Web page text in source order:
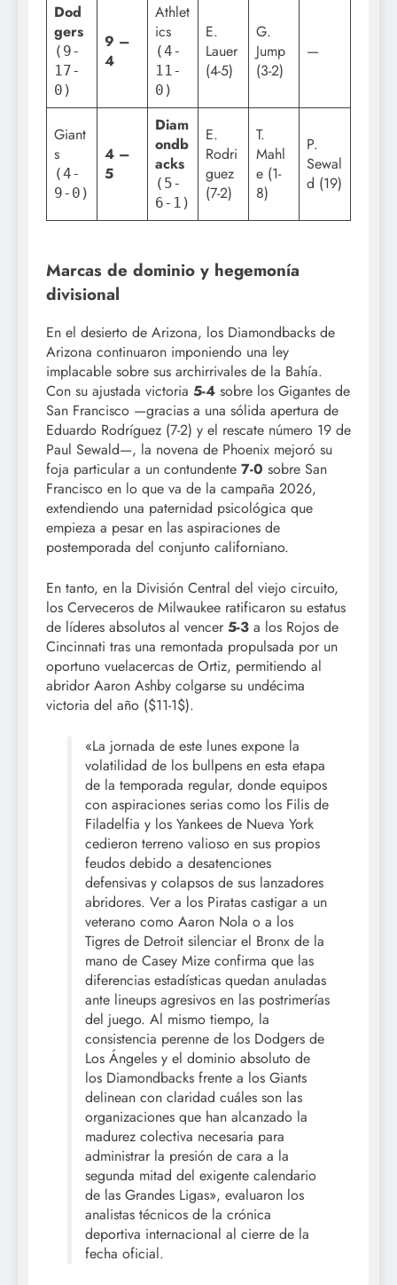
Dod
gers
(9-
17-
0)
9 –
4
Athlet
ics
(4-
11-
0)
E.
Lauer
(4-5)
G.
Jump
(3-2)
—
Giant
s
(4-
9-0)
4 –
5
Diam
ondb
acks
(5-
6-1)
E.
Rodri
guez
(7-2)
T.
Mahl
e (1-
8)
P.
Sewal
d (19)
Marcas de dominio y hegemonía
divisional
En el desierto de Arizona, los Diamondbacks de
Arizona continuaron imponiendo una ley
implacable sobre sus archirrivales de la Bahía.
Con su ajustada victoria 5-4 sobre los Gigantes de
San Francisco —gracias a una sólida apertura de
Eduardo Rodríguez (7-2) y el rescate número 19 de
Paul Sewald—, la novena de Phoenix mejoró su
foja particular a un contundente 7-0 sobre San
Francisco en lo que va de la campaña 2026,
extendiendo una paternidad psicológica que
empieza a pesar en las aspiraciones de
postemporada del conjunto californiano.
En tanto, en la División Central del viejo circuito,
los Cerveceros de Milwaukee ratificaron su estatus
de líderes absolutos al vencer 5-3 a los Rojos de
Cincinnati tras una remontada propulsada por un
oportuno vuelacercas de Ortiz, permitiendo al
abridor Aaron Ashby colgarse su undécima
victoria del año ($11-1$).
«La jornada de este lunes expone la
volatilidad de los bullpens en esta etapa
de la temporada regular, donde equipos
con aspiraciones serias como los Filis de
Filadelfia y los Yankees de Nueva York
cedieron terreno valioso en sus propios
feudos debido a desatenciones
defensivas y colapsos de sus lanzadores
abridores. Ver a los Piratas castigar a un
veterano como Aaron Nola o a los
Tigres de Detroit silenciar el Bronx de la
mano de Casey Mize confirma que las
diferencias estadísticas quedan anuladas
ante lineups agresivos en las postrimerías
del juego. Al mismo tiempo, la
consistencia perenne de los Dodgers de
Los Ángeles y el dominio absoluto de
los Diamondbacks frente a los Giants
delinean con claridad cuáles son las
organizaciones que han alcanzado la
madurez colectiva necesaria para
administrar la presión de cara a la
segunda mitad del exigente calendario
de las Grandes Ligas», evaluaron los
analistas técnicos de la crónica
deportiva internacional al cierre de la
fecha oficial.